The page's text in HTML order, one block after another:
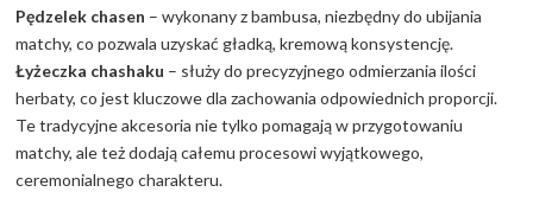
Pędzelek chasen – wykonany z bambusa, niezbędny do ubijania
matchy, co pozwala uzyskać gładką, kremową konsystencję.
Łyżeczka chashaku – służy do precyzyjnego odmierzania ilości
herbaty, co jest kluczowe dla zachowania odpowiednich proporcji.
Te tradycyjne akcesoria nie tylko pomagają w przygotowaniu
matchy, ale też dodają całemu procesowi wyjątkowego,
ceremonialnego charakteru.